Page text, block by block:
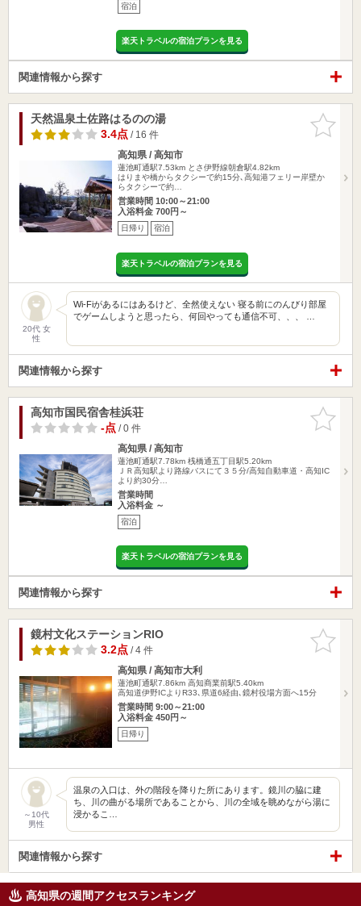
宿泊
楽天トラベルの宿泊プランを見る
関連情報から探す
お気に入
りに追加
天然温泉土佐路はるのの湯
3.4点/ 16 件
高知県 / 高知市
蓮池町通駅7.53km とさ伊野線朝倉駅4.82km
はりまや橋からタクシーで約15分､高知港フェリー岸壁か
らタクシーで約…
営業時間 10:00～21:00
入浴料金 700円～
日帰り 宿泊
楽天トラベルの宿泊プランを見る
20代 女
性
Wi-Fiがあるにはあるけど、全然使えない 寝る前にのんびり部屋
でゲームしようと思ったら、何回やっても通信不可、、、 …
関連情報から探す
お気に入
りに追加
高知市国民宿舎桂浜荘
-点/ 0 件
高知県 / 高知市
蓮池町通駅7.78km 桟橋通五丁目駅5.20km
ＪＲ高知駅より路線バスにて３５分/高知自動車道・高知IC
より約30分…
営業時間
入浴料金 ～
宿泊
楽天トラベルの宿泊プランを見る
関連情報から探す
お気に入
りに追加
鏡村文化ステーションRIO
3.2点/ 4 件
高知県 / 高知市大利
蓮池町通駅7.86km 高知商業前駅5.40km
高知道伊野ICよりR33､県道6経由､鏡村役場方面へ15分
営業時間 9:00～21:00
入浴料金 450円～
日帰り
～10代
男性
温泉の入口は、外の階段を降りた所にあります。鏡川の脇に建
ち、川の曲がる場所であることから、川の全域を眺めながら湯に
浸かるこ…
関連情報から探す
高知県の週間アクセスランキング